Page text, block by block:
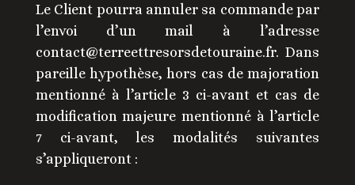
Le Client pourra annuler sa commande par
l’envoi d’un mail à l’adresse
contact@terreettresorsdetouraine.fr. Dans
pareille hypothèse, hors cas de majoration
mentionné à l’article 3 ci-avant et cas de
modification majeure mentionné à l’article
7 ci-avant, les modalités suivantes
s’appliqueront :